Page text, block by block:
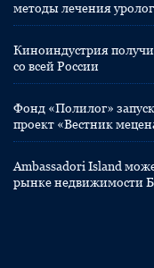
методы лечения
Киноиндустрия
со всей России
Фонд «Полилог»
проект «Вестник
Ambassadori Island
рынке недвижимости